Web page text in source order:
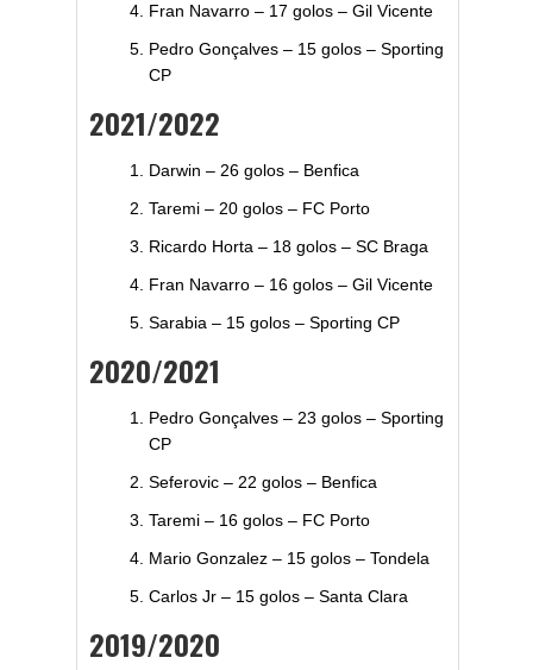
Fran Navarro – 17 golos – Gil Vicente
Pedro Gonçalves – 15 golos – Sporting
CP
2021/2022
Darwin – 26 golos – Benfica
Taremi – 20 golos – FC Porto
Ricardo Horta – 18 golos – SC Braga
Fran Navarro – 16 golos – Gil Vicente
Sarabia – 15 golos – Sporting CP
2020/2021
Pedro Gonçalves – 23 golos – Sporting
CP
Seferovic – 22 golos – Benfica
Taremi – 16 golos – FC Porto
Mario Gonzalez – 15 golos – Tondela
Carlos Jr – 15 golos – Santa Clara
2019/2020